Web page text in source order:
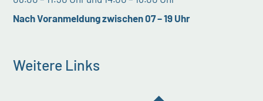
Nach Voranmeldung zwischen 07 – 19 Uhr
Weitere Links